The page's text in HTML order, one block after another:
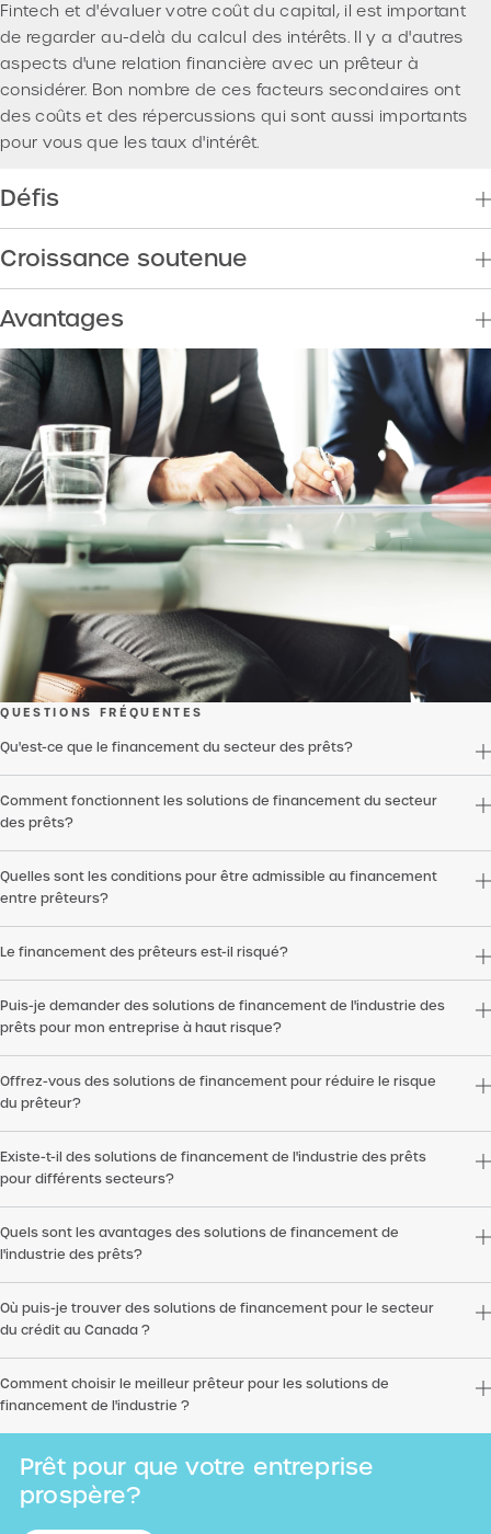
Fintech et d'évaluer votre coût du capital, il est important
de regarder au-delà du calcul des intérêts. Il y a d'autres
aspects d'une relation financière avec un prêteur à
considérer. Bon nombre de ces facteurs secondaires ont
des coûts et des répercussions qui sont aussi importants
pour vous que les taux d'intérêt.
Défis
Croissance soutenue
Avantages
QUESTIONS FRÉQUENTES
Qu'est-ce que le financement du secteur des prêts?
Comment fonctionnent les solutions de financement du secteur
des prêts?
Quelles sont les conditions pour être admissible au financement
entre prêteurs?
Le financement des prêteurs est-il risqué?
Puis-je demander des solutions de financement de l'industrie des
prêts pour mon entreprise à haut risque?
Offrez-vous des solutions de financement pour réduire le risque
du prêteur?
Existe-t-il des solutions de financement de l'industrie des prêts
pour différents secteurs?
Quels sont les avantages des solutions de financement de
l'industrie des prêts?
Où puis-je trouver des solutions de financement pour le secteur
du crédit au Canada ?
Comment choisir le meilleur prêteur pour les solutions de
financement de l'industrie ?
Prêt pour que votre entreprise
prospère?